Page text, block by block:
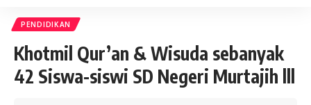
PENDIDIKAN
Khotmil Qur’an & Wisuda sebanyak
42 Siswa-siswi SD Negeri Murtajih lll